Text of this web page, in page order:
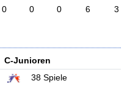
0 0 0 6 3
C-Junioren
38Spiele